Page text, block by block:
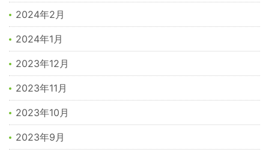
2024年2月
2024年1月
2023年12月
2023年11月
2023年10月
2023年9月